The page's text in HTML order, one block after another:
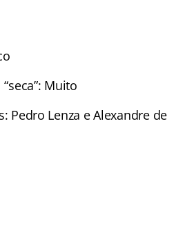
Muito
Pedro Lenza e Alexandre de